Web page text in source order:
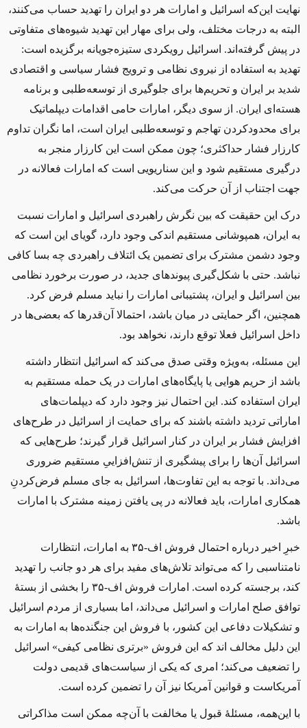
نهایت این‌که اسرائیل و امارات هر دو ایران را تهدید حساب می‌کنند،
البته به درجات مختلف، ولی برای مهار این تهدید شیوه‌های متفاوتی
در پیش گرفته‌اند. اسرائیل رویکردی ستیزه‌جویانه برگزیده است:
تهدید به استفاده از نیروی نظامی و ترویج فشار سیاسی و اقتصادی
شدید بر ایران و تحریم‌ها برای جلوگیری از توسعه‌طلبی و برنامه
هسته‌ای ایران. از سوی دیگر، امارات حامی اقدامات دیپلماتیک
برای محدودکردن تهاجم و توسعه‌طلبی ایران است، اما نگران تداوم
کارزار فشار حداکثری؛ چون ممکن است این کارزار منجر به
درگیری مستقیم شود و این سناریویی است که امارات فعالانه در
جهت اجتناب از آن حرکت می‌کند.
درک این حقیقت که بین نگرش راهبردی اسرائیل و امارات نسبت
به ایران، همپوشانی مستقیم اندکی وجود دارد، گویای این است که
وجود دشمن مشترک برای تضمین یک ائتلاف راهبردی چه بسا کافی
نباشد. حتی با شکل‌گیری پیوندهای جدید، در صورت برخورد نظامی
بین اسرائیل و ایران، پشتیبانی امارات را نباید مسلم فرض کرد.
همچنین، اگر حمایتی در میان باشد، احتمالا آن‌قدرها که بعضی‌ها در
داخل اسرائیل فعلا توقع دارند، نخواهد بود.
این مسئله، به‌ویژه وقتی صدق می‌کند که اسرائیل انتظار داشته
باشد از حریم هوایی یا پایگاه‌های امارات در یک حمله مستقیم به
ایران استفاده کند. این احتمال نیز وجود دارد که دیپلمات‌های
اماراتی تردید داشته باشند که برای حمایت از اسرائیل در طرح‌های
افزایش فشار بر ایران در کنار اسرائیل قرار گیرند؛ طرح‌هایی که
اسرائیل آن‌ها را برای پیشگیری از تنش‌افزاییِ مستقیم ضروری
می‌داند. با توجه به این تفاوت‌ها، اسرائیل به جای مسلم فرض‌کردنِ
همکاری امارات، باید فعالانه در پی یافتن زمینه مشترک با امارات
باشد.
خبرِ اخیر درباره احتمال فروش اف-۳۵ به امارات، انتظارات
نامتناسبی را که می‌تواند تلاش‌های مفید برای هر دو جانب را تهدید
کند، برجسته کرده است. امارات فروش اف-۳۵ را بخشی از بستۀ
توافق صلح امارات و اسرائیل می‌داند، اما بسیاری از مردم اسرائیل
و تشکیلات دفاعی این کشور، با فروش این جنگنده‌ها به امارات به
این دلیل مخالف اند که این فروش «برتری نظامی کیفی» اسرائیل
را تضعیف می‌کند؛ امری که یکی از سیاست‌های قدیمی دولت
آمریکاست و قوانین آمریکا نیز آن را تضمین کرده است.
با این‌همه، مسئلۀ قبول یا مخالفت با آن‌چه ممکن است مذاکراتی